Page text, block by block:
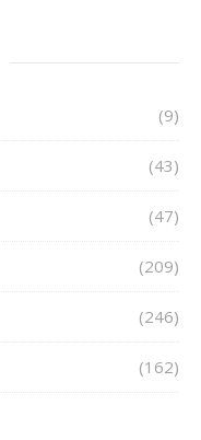
(9)
(43)
(47)
(209)
(246)
(162)